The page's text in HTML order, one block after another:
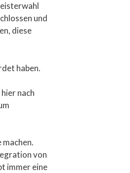
und
diese
haben.
nach
von
immer eine